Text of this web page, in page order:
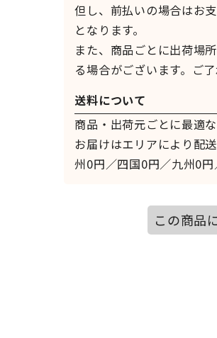
但し、前払いの場合はお
となります。
また、商品ごとに出荷場
る場合がございます。ご了
送料について
商品・出荷元ごとに最適
お届けはエリアにより配
州0円／四国0円／九州0円
この商品